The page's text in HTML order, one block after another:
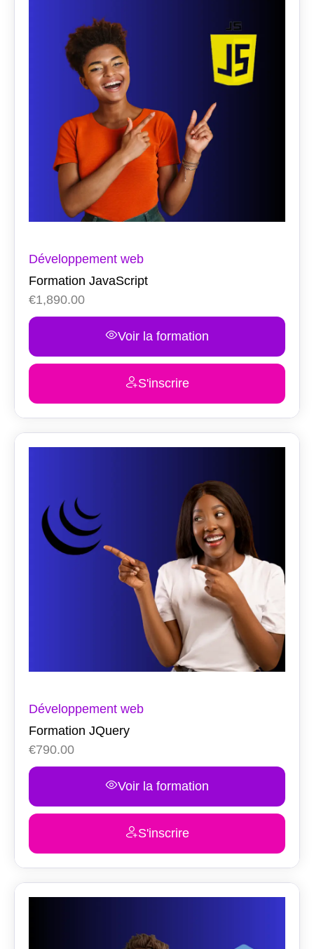
Développement web
Formation JavaScript
€1,890.00
Voir la formation
S'inscrire
Développement web
Formation JQuery
€790.00
Voir la formation
S'inscrire